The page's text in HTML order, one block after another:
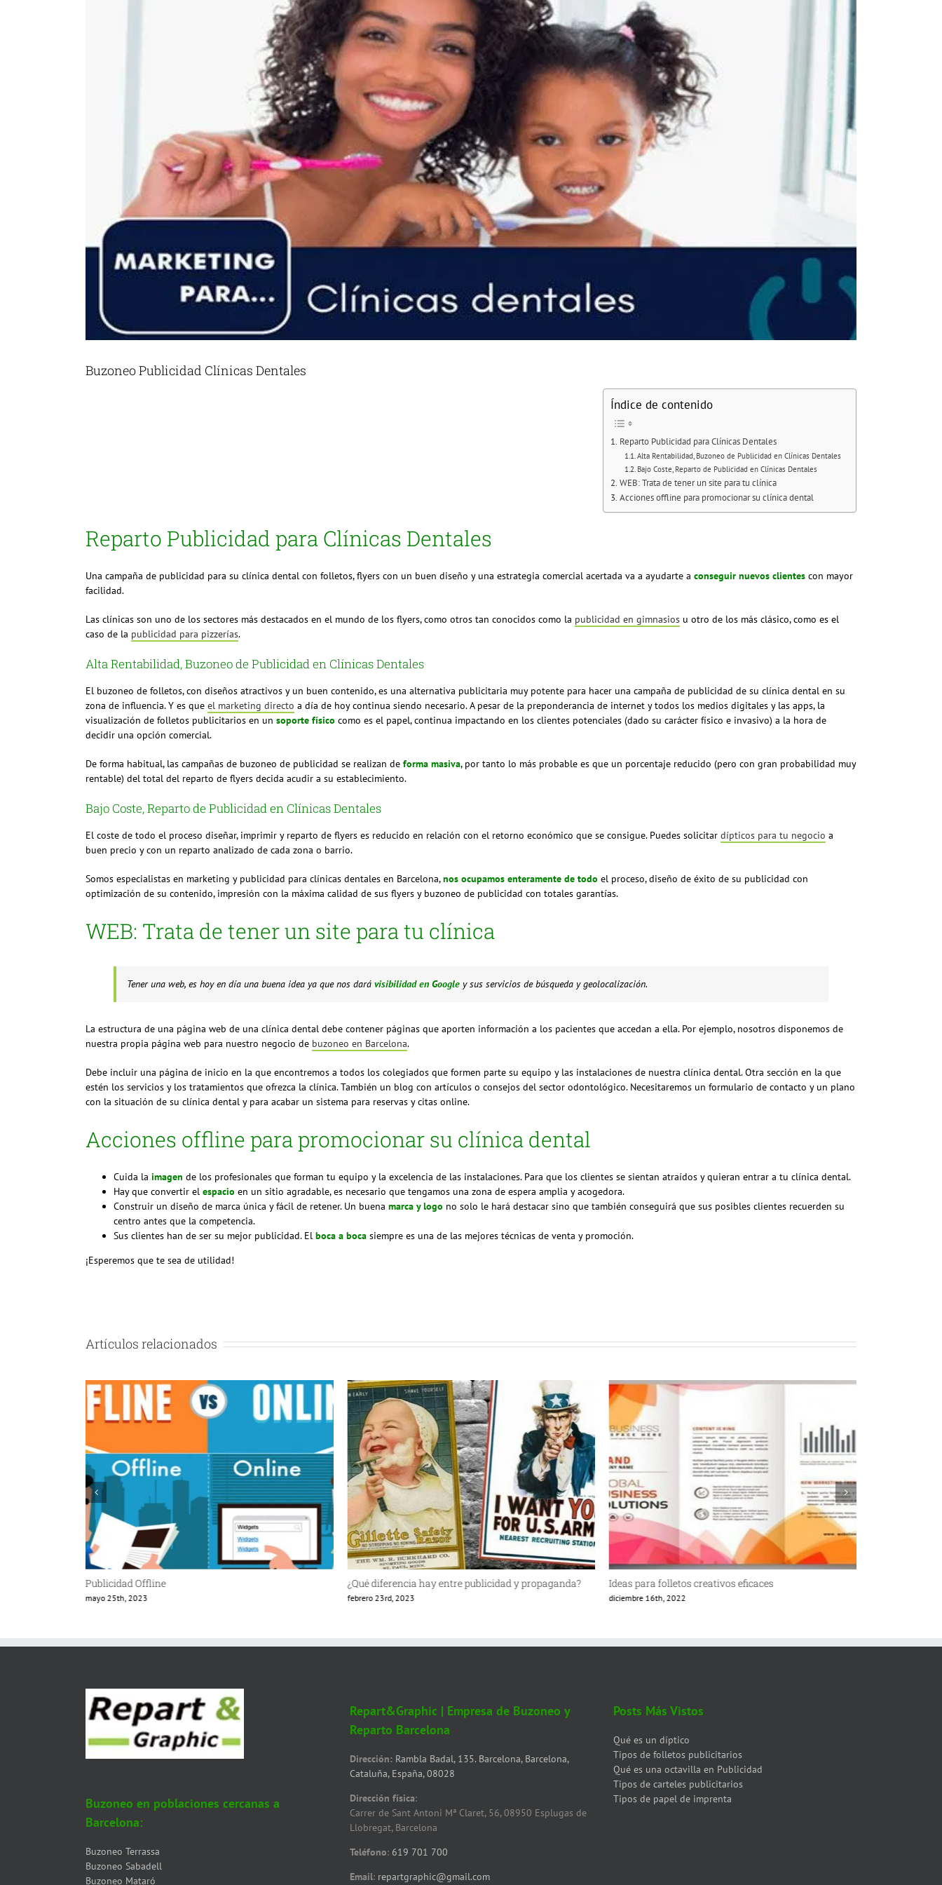
Buzoneo Publicidad Clínicas Dentales
Índice de contenido
Reparto Publicidad para Clínicas Dentales
Alta Rentabilidad, Buzoneo de Publicidad en Clínicas Dentales
Bajo Coste, Reparto de Publicidad en Clínicas Dentales
WEB: Trata de tener un site para tu clínica
Acciones offline para promocionar su clínica dental
Reparto Publicidad para Clínicas Dentales
Una campaña de publicidad para su clínica dental con folletos, flyers con un buen diseño y una estrategia comercial acertada va a ayudarte a conseguir nuevos clientes con mayor
facilidad.
Las clínicas son uno de los sectores más destacados en el mundo de los flyers, como otros tan conocidos como la publicidad en gimnasios u otro de los más clásico, como es el
caso de la publicidad para pizzerías.
Alta Rentabilidad, Buzoneo de Publicidad en Clínicas Dentales
El buzoneo de folletos, con diseños atractivos y un buen contenido, es una alternativa publicitaria muy potente para hacer una campaña de publicidad de su clínica dental en su
zona de influencia. Y es que el marketing directo a día de hoy continua siendo necesario. A pesar de la preponderancia de internet y todos los medios digitales y las apps, la
visualización de folletos publicitarios en un soporte físico como es el papel, continua impactando en los clientes potenciales (dado su carácter físico e invasivo) a la hora de
decidir una opción comercial.
De forma habitual, las campañas de buzoneo de publicidad se realizan de forma masiva, por tanto lo más probable es que un porcentaje reducido (pero con gran probabilidad muy
rentable) del total del reparto de flyers decida acudir a su establecimiento.
Bajo Coste, Reparto de Publicidad en Clínicas Dentales
El coste de todo el proceso diseñar, imprimir y reparto de flyers es reducido en relación con el retorno económico que se consigue. Puedes solicitar dípticos para tu negocio a
buen precio y con un reparto analizado de cada zona o barrio.
Somos especialistas en marketing y publicidad para clínicas dentales en Barcelona,nos ocupamos enteramente de todo el proceso, diseño de éxito de su publicidad con
optimización de su contenido, impresión con la máxima calidad de sus flyers y buzoneo de publicidad con totales garantías.
WEB: Trata de tener un site para tu clínica
Tener una web, es hoy en día una buena idea ya que nos dará visibilidad en Google y sus servicios de búsqueda y geolocalización.
La estructura de una página web de una clínica dental debe contener páginas que aporten información a los pacientes que accedan a ella. Por ejemplo, nosotros disponemos de
nuestra propia página web para nuestro negocio de buzoneo en Barcelona.
Debe incluir una página de inicio en la que encontremos a todos los colegiados que formen parte su equipo y las instalaciones de nuestra clínica dental. Otra sección en la que
estén los servicios y los tratamientos que ofrezca la clínica. También un blog con artículos o consejos del sector odontológico. Necesitaremos un formulario de contacto y un plano
con la situación de su clínica dental y para acabar un sistema para reservas y citas online.
Acciones offline para promocionar su clínica dental
Cuida la imagen de los profesionales que forman tu equipo y la excelencia de las instalaciones. Para que los clientes se sientan atraídos y quieran entrar a tu clínica dental.
Hay que convertir el espacio en un sitio agradable, es necesario que tengamos una zona de espera amplia y acogedora.
Construir un diseño de marca única y fácil de retener. Un buena marca y logo no solo le hará destacar sino que también conseguirá que sus posibles clientes recuerden su
centro antes que la competencia.
Sus clientes han de ser su mejor publicidad. El boca a boca siempre es una de las mejores técnicas de venta y promoción.
¡Esperemos que te sea de utilidad!
Artículos relacionados
Publicidad Offline
mayo 25th, 2023
¿Qué diferencia hay entre publicidad y propaganda?
febrero 23rd, 2023
Ideas para folletos creativos eficaces
diciembre 16th, 2022
Buzoneo en poblaciones cercanas a
Barcelona:
Buzoneo Terrassa
Buzoneo Sabadell
Buzoneo Mataró
Repart&Graphic | Empresa de Buzoneo y
Reparto Barcelona
Dirección: Rambla Badal, 135. Barcelona, Barcelona,
Cataluña, España, 08028
Dirección física:
Carrer de Sant Antoni Mª Claret, 56, 08950 Esplugas de
Llobregat, Barcelona
Teléfono: 619 701 700
Email: repartgraphic@gmail.com
Posts Más Vistos
Qué es un díptico
Tipos de folletos publicitarios
Qué es una octavilla en Publicidad
Tipos de carteles publicitarios
Tipos de papel de imprenta